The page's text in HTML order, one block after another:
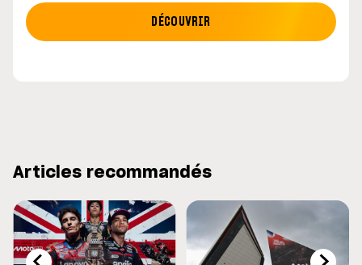
DÉCOUVRIR
Articles recommandés